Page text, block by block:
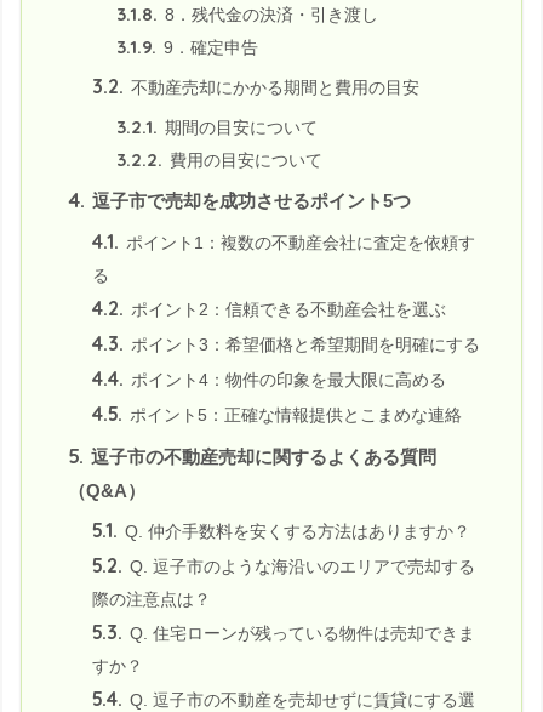
3.1.8. 8．残代金の決済・引き渡し
3.1.9. 9．確定申告
3.2. 不動産売却にかかる期間と費用の目安
3.2.1. 期間の目安について
3.2.2. 費用の目安について
4. 逗子市で売却を成功させるポイント5つ
4.1. ポイント1：複数の不動産会社に査定を依頼す
る
4.2. ポイント2：信頼できる不動産会社を選ぶ
4.3. ポイント3：希望価格と希望期間を明確にする
4.4. ポイント4：物件の印象を最大限に高める
4.5. ポイント5：正確な情報提供とこまめな連絡
5. 逗子市の不動産売却に関するよくある質問
（Q&A）
5.1. Q. 仲介手数料を安くする方法はありますか？
5.2. Q. 逗子市のような海沿いのエリアで売却する
際の注意点は？
5.3. Q. 住宅ローンが残っている物件は売却できま
すか？
5.4. Q. 逗子市の不動産を売却せずに賃貸にする選